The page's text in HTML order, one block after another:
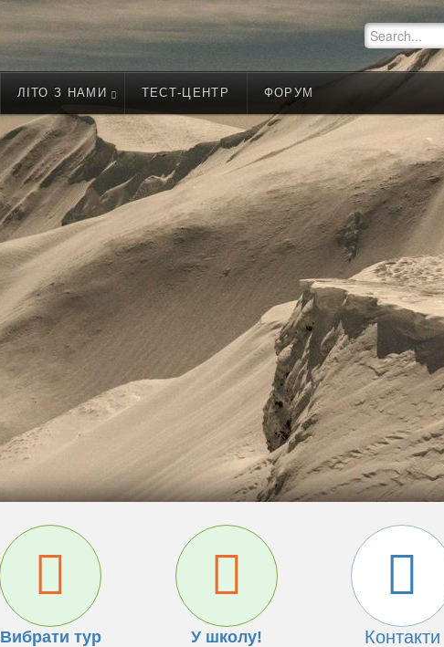
ЛІТО З НАМИ ТЕСТ-ЦЕНТР ФОРУМ
Вибрати тур У школу! Контакти